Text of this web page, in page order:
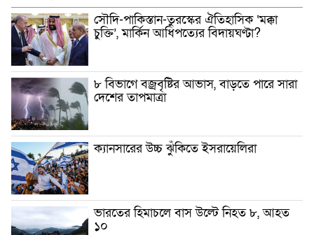
সৌদি-পাকিস্তান-তুরস্কের ঐতিহাসিক ‘মক্কা
চুক্তি’, মার্কিন আধিপত্যের বিদায়ঘণ্টা?
৮ বিভাগে বজ্রবৃষ্টির আভাস, বাড়তে পারে সারা
দেশের তাপমাত্রা
ক্যানসারের উচ্চ ঝুঁকিতে ইসরায়েলিরা
ভারতের হিমাচলে বাস উল্টে নিহত ৮, আহত
১০